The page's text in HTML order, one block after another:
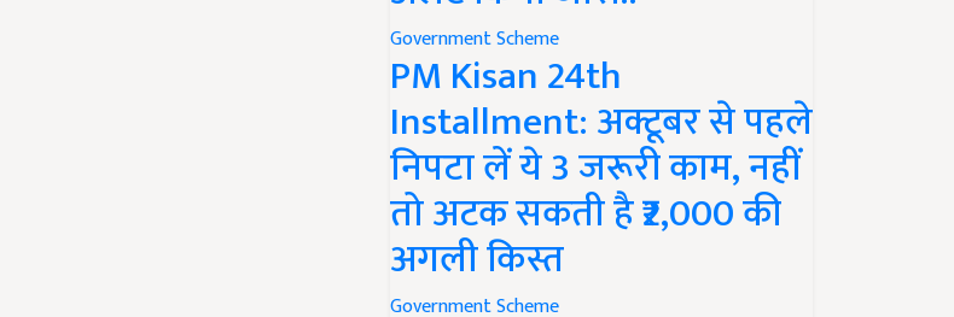
Government Scheme
PM Kisan 24th
Installment: अक्टूबर से पहले
निपटा लें ये 3 जरूरी काम, नहीं
तो अटक सकती है ₹2,000 की
अगली किस्त
Government Scheme